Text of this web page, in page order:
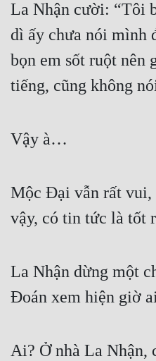
Đẹp
Đẹp Hiệp
Tính Cách Nhân Vật :
Sát Phạt Quyết Đoán
La Nhận cười: “Tôi
dì ấy chưa nói mình
bọn em sốt ruột nên
tiếng, cũng không
Vậy à…
Mộc Đại vẫn rất vui,
vậy, có tin tức là tốt
La Nhận dừng một
Đoán xem hiện giờ
Ai? Ở nhà La Nhận,